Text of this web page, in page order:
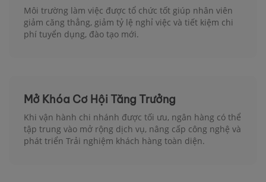
Môi trường làm việc được tổ chức tốt giúp nhân viên
giảm căng thẳng, giảm tỷ lệ nghỉ việc và tiết kiệm chi
phí tuyển dụng, đào tạo mới.
Mở Khóa Cơ Hội Tăng Trưởng
Khi vận hành chi nhánh được tối ưu, ngân hàng có thể
tập trung vào mở rộng dịch vụ, nâng cấp công nghệ và
phát triển Trải nghiệm khách hàng toàn diện.